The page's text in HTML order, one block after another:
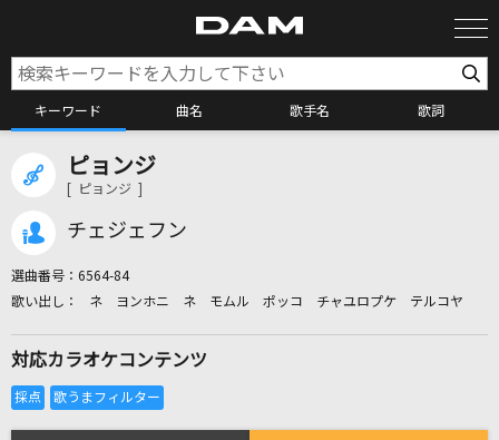
キーワード 曲名 歌手名 歌詞
ピョンジ
[ ピョンジ ]
チェジェフン
選曲番号： 6564-84
ネ ヨンホニ ネ モムル ポッコ チャユロプケ テルコヤ
対応カラオケコンテンツ